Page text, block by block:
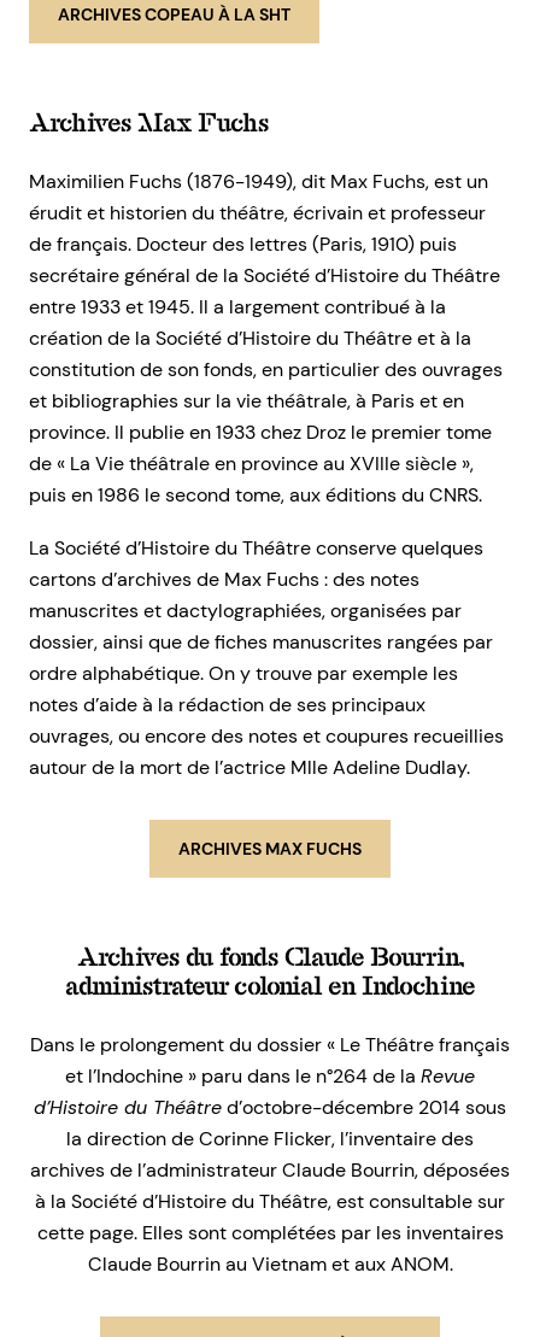
ARCHIVES COPEAU À LA SHT
Archives Max Fuchs
Maximilien Fuchs (1876-1949), dit Max Fuchs, est un
érudit et historien du théâtre, écrivain et professeur
de français. Docteur des lettres (Paris, 1910) puis
secrétaire général de la Société d’Histoire du Théâtre
entre 1933 et 1945. Il a largement contribué à la
création de la Société d’Histoire du Théâtre et à la
constitution de son fonds, en particulier des ouvrages
et bibliographies sur la vie théâtrale, à Paris et en
province. Il publie en 1933 chez Droz le premier tome
de « La Vie théâtrale en province au XVIIIe siècle »,
puis en 1986 le second tome, aux éditions du CNRS.
La Société d’Histoire du Théâtre conserve quelques
cartons d’archives de Max Fuchs : des notes
manuscrites et dactylographiées, organisées par
dossier, ainsi que de fiches manuscrites rangées par
ordre alphabétique. On y trouve par exemple les
notes d’aide à la rédaction de ses principaux
ouvrages, ou encore des notes et coupures recueillies
autour de la mort de l’actrice Mlle Adeline Dudlay.
ARCHIVES MAX FUCHS
Archives du fonds Claude Bourrin,
administrateur colonial en Indochine
Dans le prolongement du dossier « Le Théâtre français
et l’Indochine » paru dans le n°264 de la Revue
d’Histoire du Théâtred’octobre-décembre 2014 sous
la direction de Corinne Flicker, l’inventaire des
archives de l’administrateur Claude Bourrin, déposées
à la Société d’Histoire du Théâtre, est consultable sur
cette page. Elles sont complétées par les inventaires
Claude Bourrin au Vietnam et aux ANOM.